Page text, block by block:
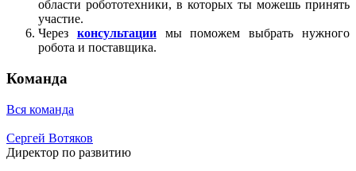
области робототехники, в которых ты можешь принять
участие.
Через консультациимы поможем выбрать нужного
робота и поставщика.
Команда
Вся команда
Сергей Вотяков
Директор по развитию